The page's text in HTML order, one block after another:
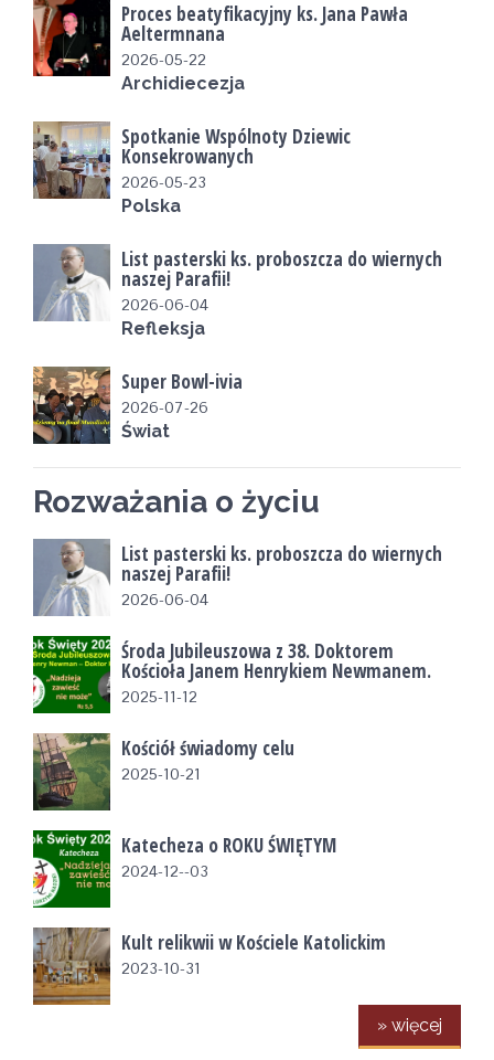
Proces beatyfikacyjny ks. Jana Pawła
Aeltermnana
2026-05-22
Archidiecezja
Spotkanie Wspólnoty Dziewic
Konsekrowanych
2026-05-23
Polska
List pasterski ks. proboszcza do wiernych
naszej Parafii!
2026-06-04
Refleksja
Super Bowl-ivia
2026-07-26
Świat
Rozważania o życiu
List pasterski ks. proboszcza do wiernych
naszej Parafii!
2026-06-04
Środa Jubileuszowa z 38. Doktorem
Kościoła Janem Henrykiem Newmanem.
2025-11-12
Kościół świadomy celu
2025-10-21
Katecheza o ROKU ŚWIĘTYM
2024-12--03
Kult relikwii w Kościele Katolickim
2023-10-31
» więcej